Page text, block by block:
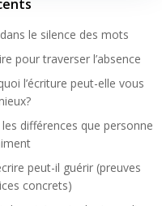
le silence des mots
pour traverser l’absence
l’écriture peut-elle vous
différences que personne
peut-il guérir (preuves
concrets)